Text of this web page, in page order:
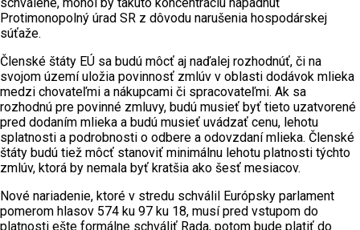
Protimonopolný úrad SR z dôvodu narušenia hospodárskej
súťaže.
Členské štáty EÚ sa budú môcť aj naďalej rozhodnúť, či na
svojom území uložia povinnosť zmlúv v oblasti dodávok mlieka
medzi chovateľmi a nákupcami či spracovateľmi. Ak sa
rozhodnú pre povinné zmluvy, budú musieť byť tieto uzatvorené
pred dodaním mlieka a budú musieť uvádzať cenu, lehotu
splatnosti a podrobnosti o odbere a odovzdaní mlieka. Členské
štáty budú tiež môcť stanoviť minimálnu lehotu platnosti týchto
zmlúv, ktorá by nemala byť kratšia ako šesť mesiacov.
Nové nariadenie, ktoré v stredu schválil Európsky parlament
pomerom hlasov 574 ku 97 ku 18, musí pred vstupom do
platnosti ešte formálne schváliť Rada, potom bude platiť do